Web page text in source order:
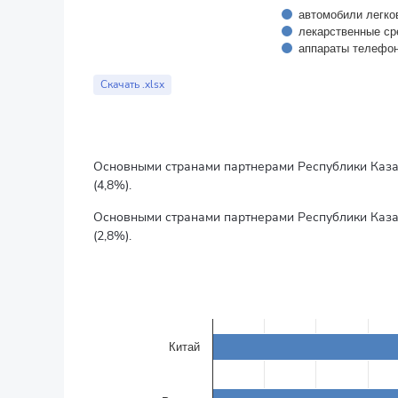
автомобили
лекарственные
аппараты
End of interactive chart.
Скачать .xlsx
Основными странами партнерами Республики
(4,8%).
Основными странами партнерами Республики
(2,8%).
The chart has 1 X axis displaying categories.
The chart has 1 Y axis displaying values. Data ranges
Китай